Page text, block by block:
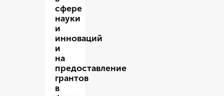
сфере
науки
и
инноваций
и
на
предоставление
грантов
в